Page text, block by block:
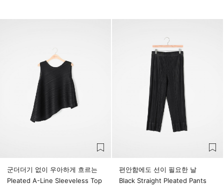
군더더기 없이 우아하게 흐르는
Pleated A-Line Sleeveless Top
편안함에도 선이 필요한 날
Black Straight Pleated Pants